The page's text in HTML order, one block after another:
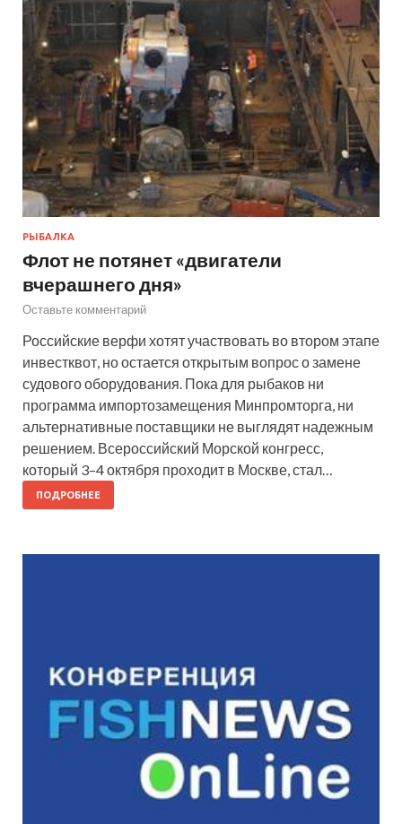
РЫБАЛКА
Флот не потянет «двигатели
вчерашнего дня»
Оставьте комментарий
Российские верфи хотят участвовать во втором этапе
инвестквот, но остается открытым вопрос о замене
судового оборудования. Пока для рыбаков ни
программа импортозамещения Минпромторга, ни
альтернативные поставщики не выглядят надежным
решением. Всероссийский Морской конгресс,
который 3–4 октября проходит в Москве, стал…
ПОДРОБНЕЕ